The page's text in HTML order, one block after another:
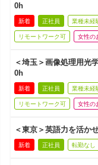
0h
新着 正社員 業種未経
リモートワーク可 女性の
＜埼玉＞画像処理用光
0h
新着 正社員 業種未経
リモートワーク可 女性の
＜東京＞英語力を活か
新着 正社員 転勤なし